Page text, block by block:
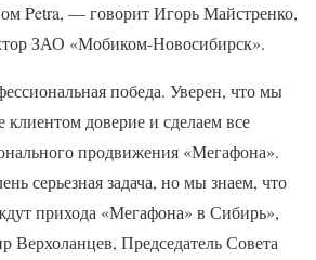
Petra, — говорит Игорь Майстренко,
ЗАО «Мобиком-Новосибирск».
победа. Уверен, что мы
клиентом доверие и сделаем все
продвижения «Мегафона».
серьезная задача, но мы знаем, что
прихода «Мегафона» в Сибирь»,
Председатель Совета